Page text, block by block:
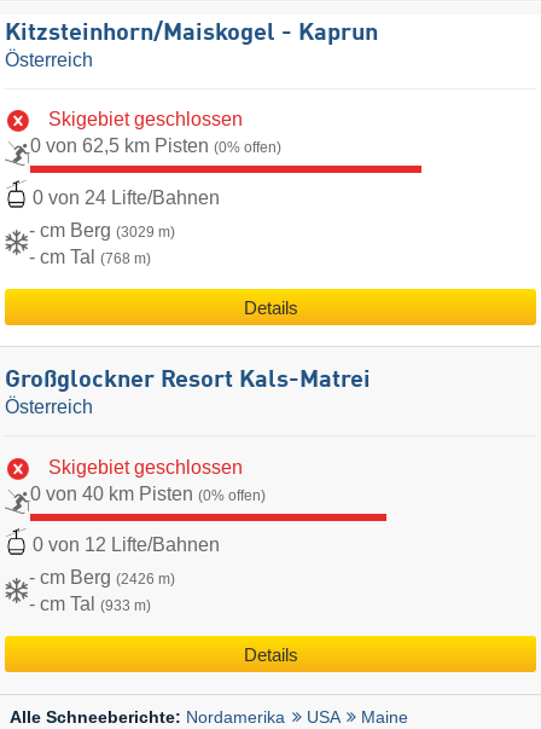
Kitzsteinhorn/​Maiskogel - Kaprun
Österreich
Skigebiet geschlossen
0 von 62,5 km Pisten (0% offen)
0 von 24 Lifte/Bahnen
- cm Berg (3029 m)
- cm Tal (768 m)
Details
Großglockner Resort Kals-Matrei
Österreich
Skigebiet geschlossen
0 von 40 km Pisten (0% offen)
0 von 12 Lifte/Bahnen
- cm Berg (2426 m)
- cm Tal (933 m)
Details
Alle Schneeberichte: Nordamerika USA Maine